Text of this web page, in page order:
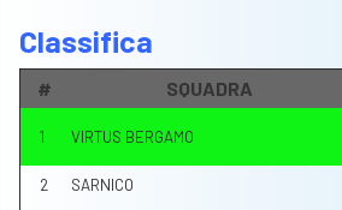
Classifica
# SQUADRA
1 VIRTUS BERGAMO
2 SARNICO